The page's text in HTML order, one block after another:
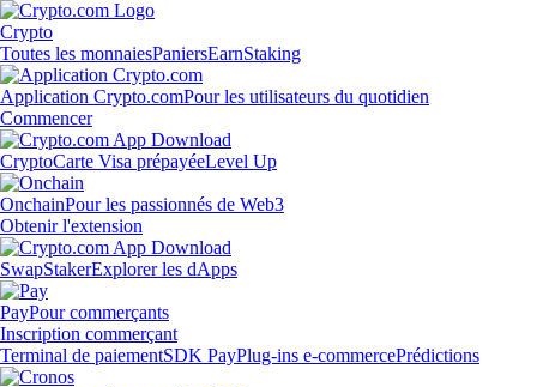
Crypto
Toutes les monnaiesPaniersEarnStaking
Application Crypto.comPour les utilisateurs du quotidien
Commencer
CryptoCarte Visa prépayéeLevel Up
OnchainPour les passionnés de Web3
Obtenir l'extension
SwapStakerExplorer les dApps
PayPour commerçants
Inscription commerçant
Terminal de paiementSDK PayPlug-ins e-commercePrédictions